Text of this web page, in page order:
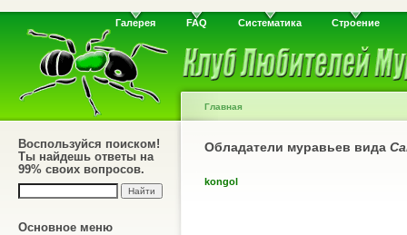
Галерея FAQ Систематика Строение
Воспользуйся поиском!
Ты найдешь ответы на
99% своих вопросов.
Основное меню
Главная
Обладатели муравьев вида
kongol